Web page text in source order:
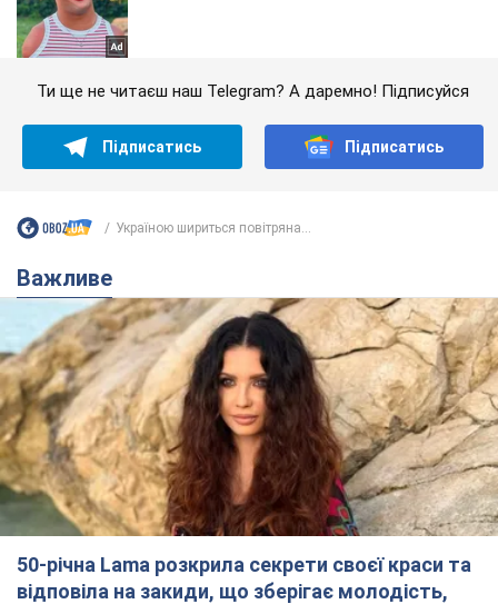
Ти ще не читаєш наш Telegram? А даремно! Підписуйся
Підписатись Підписатись
Україною шириться повітряна...
Важливе
50-річна Lama розкрила секрети своєї краси та
відповіла на закиди, що зберігає молодість,